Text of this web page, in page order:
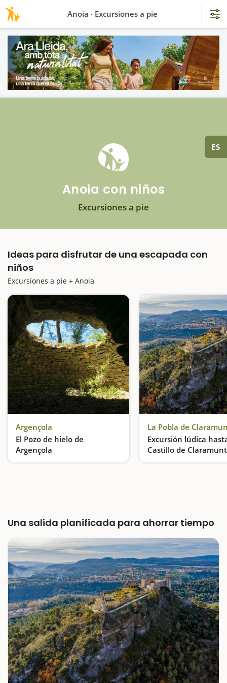
ES
Anoia con niños
Excursiones a pie
Ideas para disfrutar de una escapada con
niños
Excursiones a pie + Anoia
Argençola
El Pozo de hielo de
Argençola
Una excursión con magníficas vistas
La Pobla de
Excursión lúdica
Castillo de Claramunt
Una salida planificada para ahorrar tiempo
Anoia · Excursiones a pie